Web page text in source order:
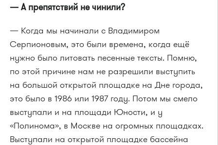
— А препятствий не чинили?
— Когда мы начинали с Владимиром
Серпионовым, это были времена, когда ещё
нужно было литовать песенные тексты. Помню,
по этой причине нам не разрешили выступить
на большой открытой площадке на Дне города,
это было в 1986 или 1987 году. Потом мы смело
выступали и на площади Юности, и у
«Полинома», в Москве на огромных площадках.
Выступали на открытой площадке бассейна